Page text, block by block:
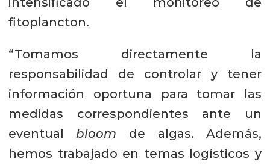
fitoplancton.
“Tomamos directamente la
responsabilidad de controlar y tener
información oportuna para tomar las
medidas correspondientes ante un
eventualbloom de algas. Además,
hemos trabajado en temas logísticos y